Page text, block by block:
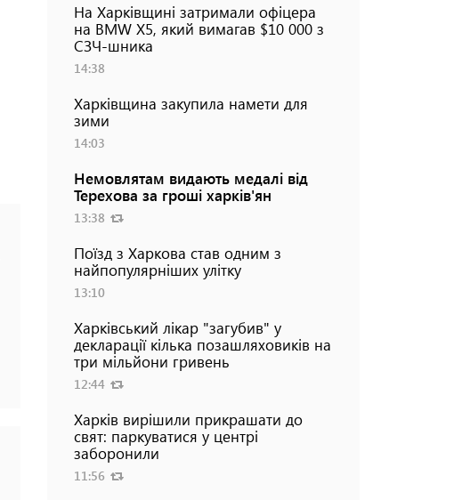
На Харківщині затримали офіцера
на BMW Х5, який вимагав $10 000 з
СЗЧ-шника
14:38
Харківщина закупила намети для
зими
14:03
Немовлятам видають медалі від
Терехова за гроші харків'ян
13:38
Поїзд з Харкова став одним з
найпопулярніших улітку
13:10
Харківський лікар "загубив" у
декларації кілька позашляховиків на
три мільйони гривень
12:44
Харків вирішили прикрашати до
свят: паркуватися у центрі
заборонили
11:56